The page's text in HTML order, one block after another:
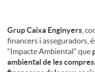
Grup Caixa Enginyers ,
financers i asseguradors,
“Impacte Ambiental” que
ambiental de les